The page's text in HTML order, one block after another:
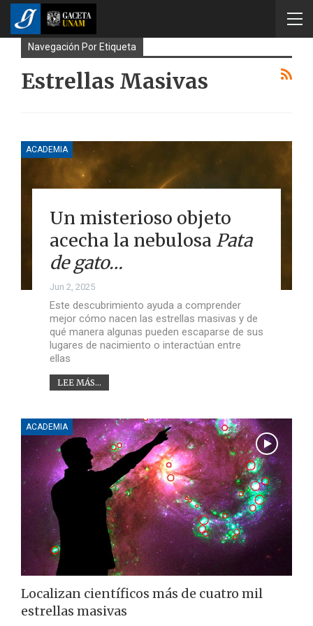
Navegación Por Etiqueta
Estrellas Masivas
ACADEMIA
Un misterioso objeto
acecha la nebulosa Pata
de gato…
Jun 2, 2025
Este descubrimiento ayuda a comprender
mejor cómo nacen las estrellas masivas y de
qué manera algunas pueden escaparse de sus
lugares de nacimiento o interactúan entre
ellas
LEE MÁS...
ACADEMIA
Localizan científicos más de cuatro mil
estrellas masivas